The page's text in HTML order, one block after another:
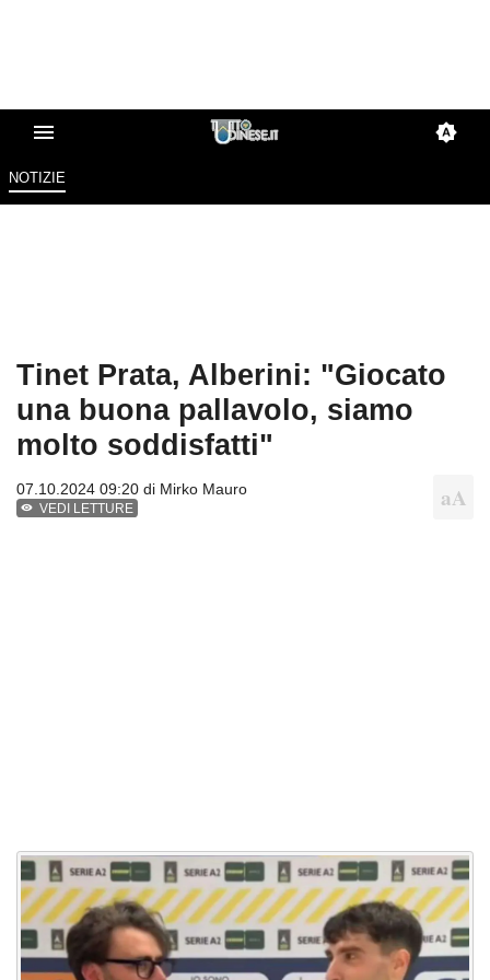
NOTIZIE
Tinet Prata, Alberini: "Giocato
una buona pallavolo, siamo
molto soddisfatti"
07.10.2024 09:20 di Mirko Mauro
VEDI LETTURE